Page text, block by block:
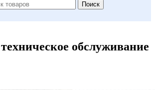
Поиск
обслуживание